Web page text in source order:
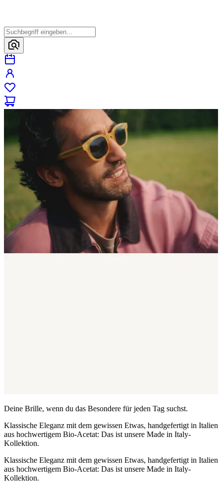
Deine Brille, wenn du das Besondere für jeden Tag suchst.
Klassische Eleganz mit dem gewissen Etwas, handgefertigt in Italien
aus hochwertigem Bio-Acetat: Das ist unsere Made in Italy-
Kollektion.
Klassische Eleganz mit dem gewissen Etwas, handgefertigt in Italien
aus hochwertigem Bio-Acetat: Das ist unsere Made in Italy-
Kollektion.